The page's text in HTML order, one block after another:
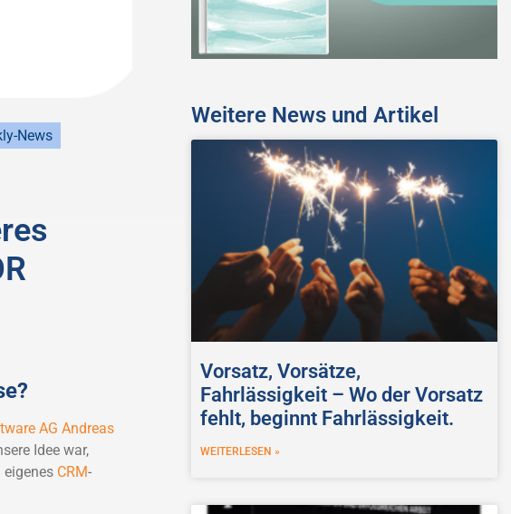
News
AG Andreas
Idee war,
eigenes CRM-
Weitere News und Artikel
Vorsatz, Vorsätze,
Fahrlässigkeit – Wo der Vorsatz
fehlt, beginnt Fahrlässigkeit.
WEITERLESEN »